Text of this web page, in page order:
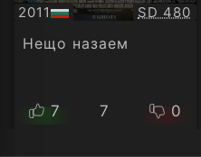
2011
БГ
аудио
SD 480
Нещо назаем
7 7 0